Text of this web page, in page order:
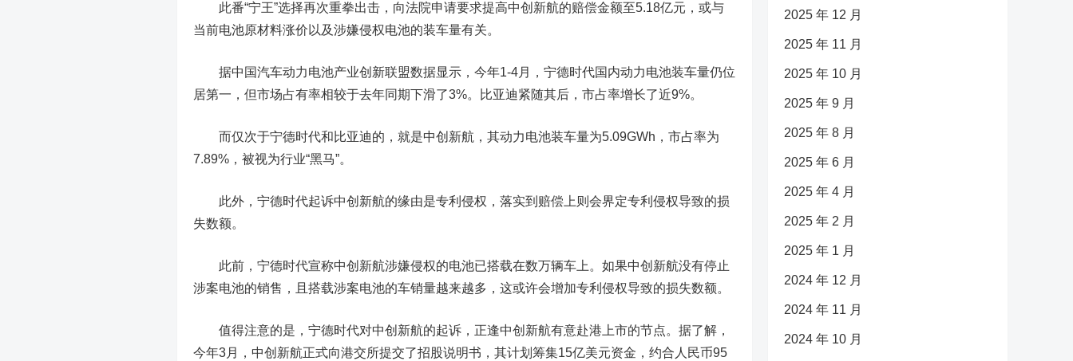
此番“宁王”选择再次重拳出击，向法院申请要求提高中创新航的赔偿金额至5.18亿元，或与
当前电池原材料涨价以及涉嫌侵权电池的装车量有关。
据中国汽车动力电池产业创新联盟数据显示，今年1-4月，宁德时代国内动力电池装车量仍位
居第一，但市场占有率相较于去年同期下滑了3%。
比亚迪紧随其后，市占率增长了近9%。
而仅次于宁德时代和比亚迪的，就是中创新航，其动力电池装车量为5.09GWh，市占率为
7.89%，被视为行业“黑马”。
此外，宁德时代起诉中创新航的缘由是专利侵权，落实到赔偿上则会界定专利侵权导致的损
失数额。
此前，宁德时代宣称中创新航涉嫌侵权的电池已搭载在数万辆车上。如果中创新航没有停止
涉案电池的销售，且搭载涉案电池的车销量越来越多，这或许会增加专利侵权导致的损失数额。
值得注意的是， 宁德时代对中创新航的起诉，正逢中创新航有意赴港上市的节点。 据了解，
今年3月，中创新航正式向港交所提交了招股说明书，其计划筹集15亿美元资金，约合人民币95
2025 年 12 月
2025 年 11 月
2025 年 10 月
2025 年 9 月
2025 年 8 月
2025 年 6 月
2025 年 4 月
2025 年 2 月
2025 年 1 月
2024 年 12 月
2024 年 11 月
2024 年 10 月